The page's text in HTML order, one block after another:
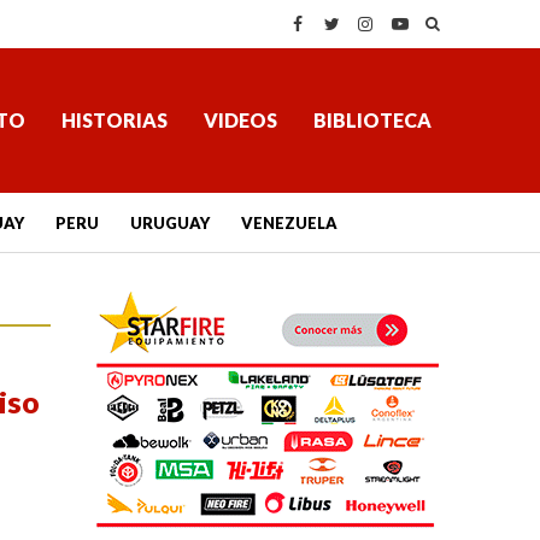
HISTORIAS VIDEOS BIBLIOTECA
PERU URUGUAY VENEZUELA